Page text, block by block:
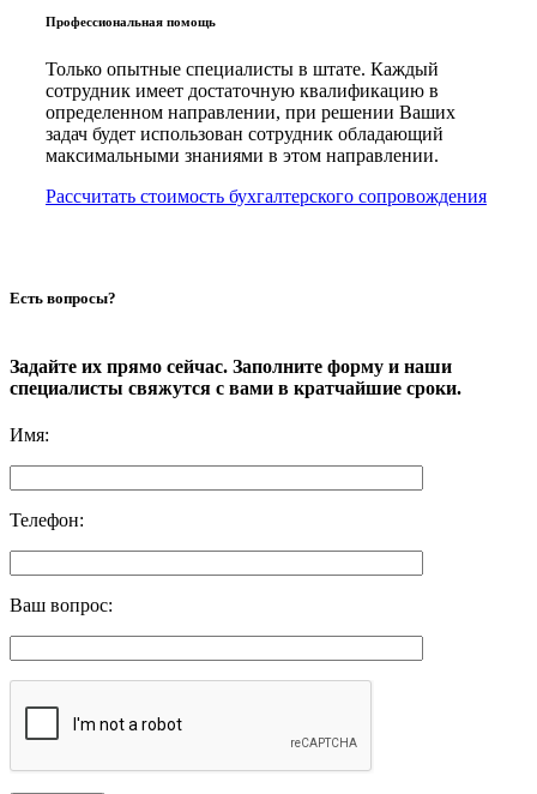
Профессиональная помощь
Только опытные специалисты в штате. Каждый
сотрудник имеет достаточную квалификацию в
определенном направлении, при решении Ваших
задач будет использован сотрудник обладающий
максимальными знаниями в этом направлении.
Рассчитать стоимость бухгалтерского сопровождения
Есть вопросы?
Задайте их прямо сейчас. Заполните форму и наши
специалисты свяжутся с вами в кратчайшие сроки.
Имя:
Телефон:
Ваш вопрос: